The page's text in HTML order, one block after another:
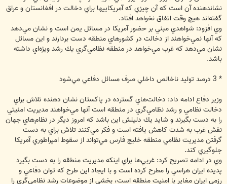
نشاندهنده آن است كه آن چيزي كه آمريكاييها براي دخالت در افغانستان و عراق
گفته‌اند هيچ وقت اتفاق نخواهد افتاد.
وي افزود: شواهدي مبني بر حضور آمريكا در مسائل يمن است و نشان مي‌دهد
كه آنها نمي‌خواهند از دخالت در كشورهاي منطقه دست بردارند و اين مسائل
نشان مي‌دهد كه غرب مي‌خواهد در منطقه نظامي‌گري يك رشد ويژه‌اي داشته
باشد.
* 3 درصد توليد ناخالص داخلي صرف مسائل دفاعي مي‌شود
وزير دفاع ادامه داد: دخالت‌هاي گسترده در پاكستان نشان دهنده تلاش براي
دخالت نظامي و رشد نظامي‌گري در منطقه است آنها مي‌خواهند مديريت امنيتي
را به دست بگيرند و شايد يك دليلش اين باشد كه امروز ديگر در نظام‌هاي جهان
نقش غرب به شدت كاهش يافته است و فكر مي‌كنند تلاش براي به دست
گرفتن مديريت نظامي منطقه خليج فارس مي‌تواند از سقوط امپراطوري آمريكا
جلوگيري كند.
وي در ادامه تصريح كرد: غربي‌ها براي اينكه مديريت منطقه را به دست بگيرد
پديده ايران هراسي را مطرح كرده است و با ايجاد اين طرح كه توان دفاعي و
رزمي ايران مغاير با امنيت منطقه است، بخشي از موضوعات رشد نظامي‌گري را